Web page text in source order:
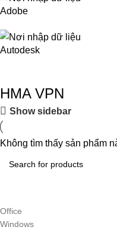
Adobe
Autodesk
HMA VPN
Show sidebar
Không tìm thấy sản phẩm
Office
Windows